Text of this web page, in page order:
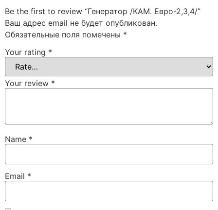
Be the first to review “Генератор /КАМ. Евро-2,3,4/”
Ваш адрес email не будет опубликован.
Обязательные поля помечены *
Your rating *
Your review *
Name *
Email *